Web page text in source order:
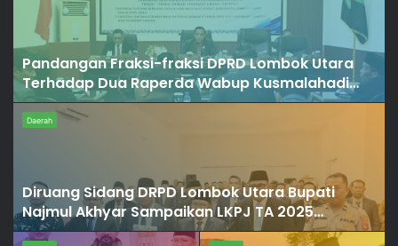
Pandangan Fraksi-fraksi DPRD Lombok Utara
Terhadap Dua Raperda Wabup Kusmalahadi
Sampaikan Jawaban Eksekutif
Daerah
Diruang Sidang DRPD Lombok Utara Bupati
Najmul Akhyar Sampaikan LKPJ TA 2025
Paparkan Capaian Pembangunan